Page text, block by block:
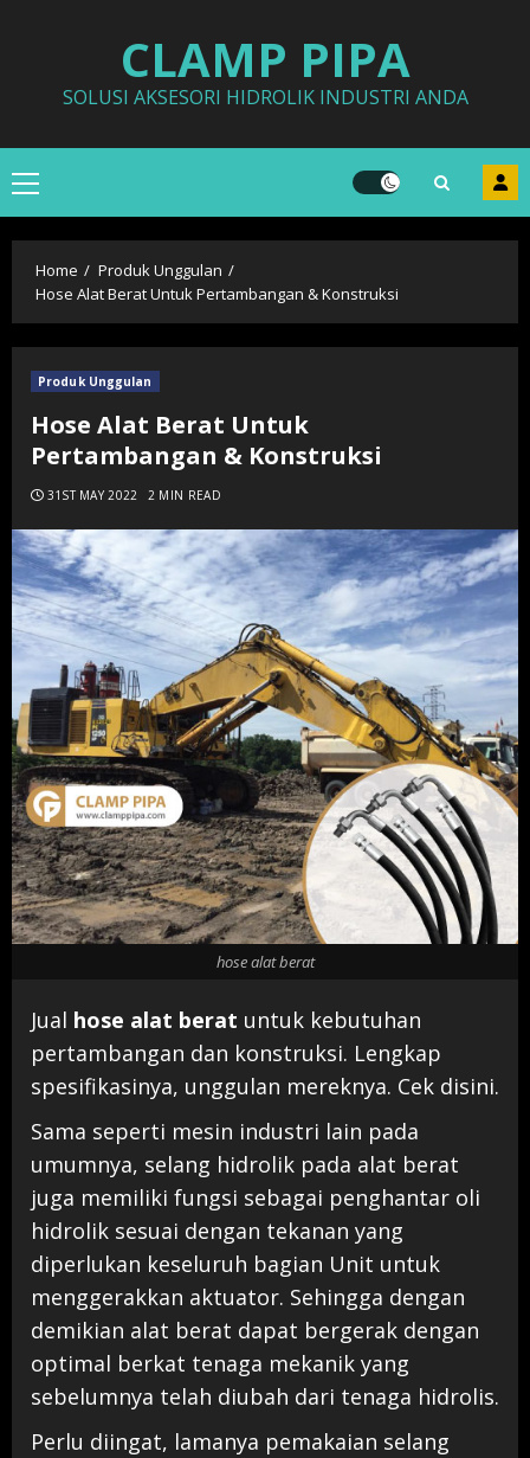
CLAMP PIPA
SOLUSI AKSESORI HIDROLIK INDUSTRI ANDA
Primary
Menu
Home
Produk Unggulan
Hose Alat Berat Untuk Pertambangan & Konstruksi
Produk Unggulan
Hose Alat Berat Untuk
Pertambangan & Konstruksi
31ST MAY 2022 2 MIN READ
hose alat berat
Jual hose alat berat untuk kebutuhan
pertambangan dan konstruksi. Lengkap
spesifikasinya, unggulan mereknya. Cek disini.
Sama seperti mesin industri lain pada
umumnya, selang hidrolik pada alat berat
juga memiliki fungsi sebagai penghantar oli
hidrolik sesuai dengan tekanan yang
diperlukan keseluruh bagian Unit untuk
menggerakkan aktuator. Sehingga dengan
demikian alat berat dapat bergerak dengan
optimal berkat tenaga mekanik yang
sebelumnya telah diubah dari tenaga hidrolis.
Perlu diingat, lamanya pemakaian selang